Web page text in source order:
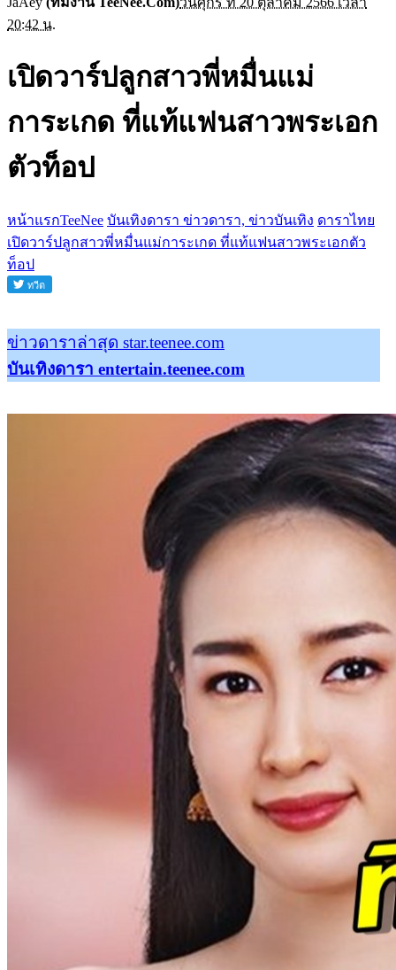
20:42 น.
เปิดวาร์ปลูกสาวพี่หมื่นแม่
การะเกด ที่แท้แฟนสาวพระเอก
ตัวท็อป
หน้าแรกTeeNee บันเทิงดารา ข่าวดารา, ข่าวบันเทิง ดาราไทย
เปิดวาร์ปลูกสาวพี่หมื่นแม่การะเกด ที่แท้แฟนสาวพระเอกตัว
ท็อป
ข่าวดาราล่าสุด star.teenee.com
บันเทิงดารา entertain.teenee.com